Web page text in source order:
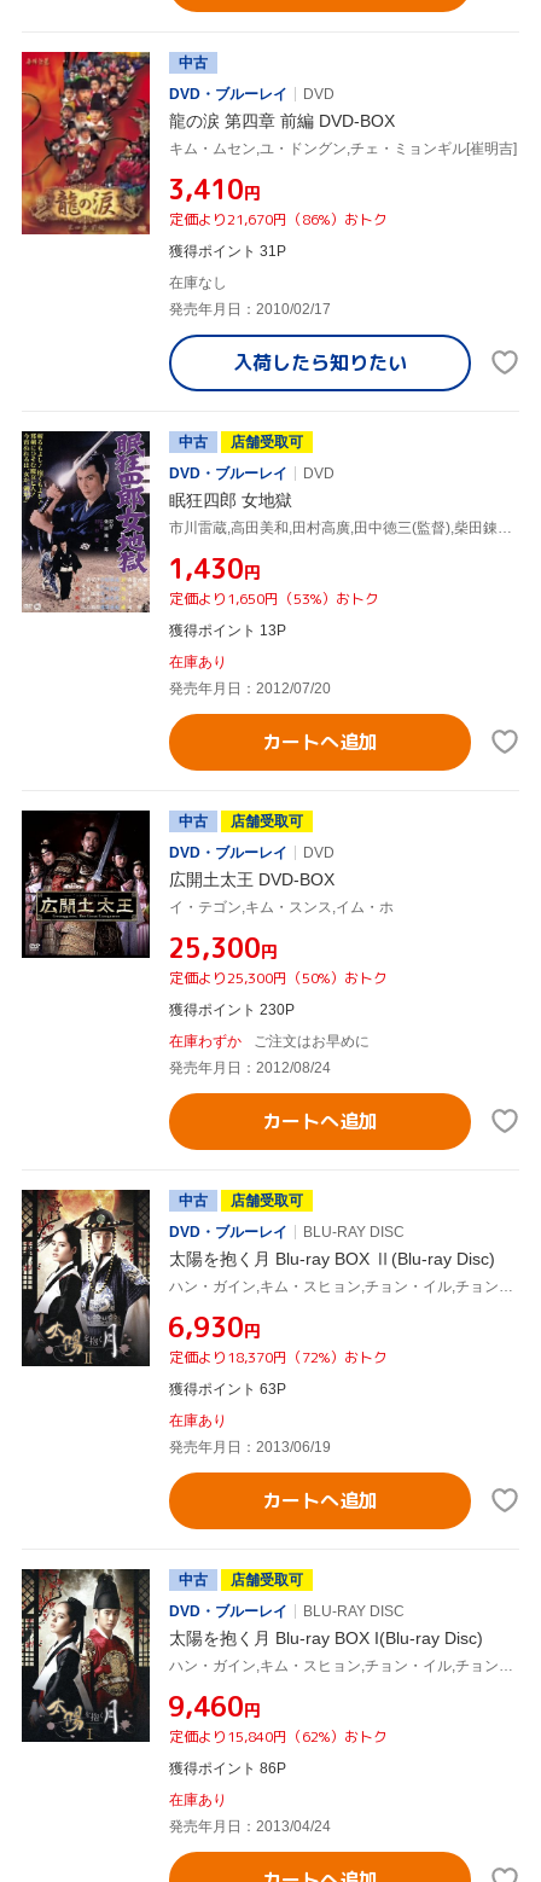
中古
DVD・ブルーレイ
DVD
龍の涙 第四章 前編 DVD-BOX
キム・ムセン,ユ・ドングン,チェ・ミョンギル[崔明吉]
¥3,410円
定価より21,670円（86%）おトク
獲得ポイント 31P
在庫なし
発売年月日：2010/02/17
入荷したら知りたい
中古
店舗受取可
DVD・ブルーレイ
DVD
眠狂四郎 女地獄
¥1,430円
定価より1,650円（53%）おトク
獲得ポイント 13P
在庫あり
発売年月日：2012/07/20
カートへ追加
中古
店舗受取可
DVD・ブルーレイ
DVD
広開土太王 DVD-BOX
イ・テゴン,キム・スンス,イム・ホ
¥25,300円
定価より25,300円（50%）おトク
獲得ポイント 230P
在庫わずか
ご注文はお早めに
発売年月日：2012/08/24
カートへ追加
中古
店舗受取可
DVD・ブルーレイ
BLU-RAY DISC
太陽を抱く月 Blu-ray BOX Ⅱ(Blu-ray Disc)
¥6,930円
定価より18,370円（72%）おトク
獲得ポイント 63P
在庫あり
発売年月日：2013/06/19
カートへ追加
中古
店舗受取可
DVD・ブルーレイ
BLU-RAY DISC
太陽を抱く月 Blu-ray BOX I(Blu-ray Disc)
¥9,460円
定価より15,840円（62%）おトク
獲得ポイント 86P
在庫あり
発売年月日：2013/04/24